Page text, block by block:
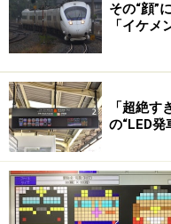
その“顔”
「イケメ
「超絶
の“LED発